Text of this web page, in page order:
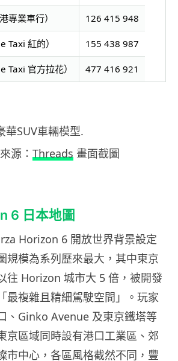
專業車行） 126 415 948
Taxi 紅的） 155 438 987
Taxi 官方拉花） 477 416 921
源： Threads畫面截圖
6 日本地圖
Horizon 6 開放世界背景設定
規模為系列歷來最大，其中東京
往 Horizon 城市大 5 倍，被開發
最複雜且精細駕駛空間」。玩家
、Ginko Avenue 及東京鐵塔等
京區域同時設有港口工業區、郊
市中心，各區風格截然不同，豐